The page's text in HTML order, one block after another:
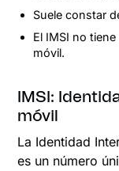
Suele constar
El IMSI no
móvil.
IMSI:
móvil
La Identidad
es un número